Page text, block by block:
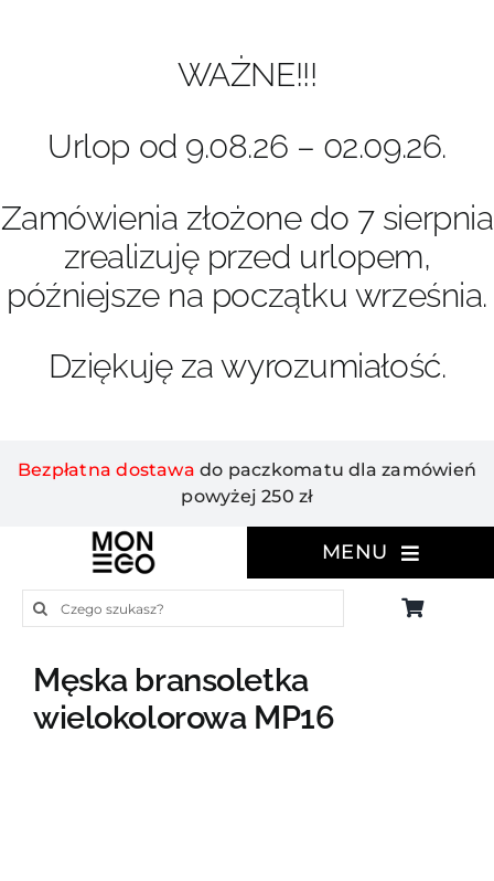
WAŻNE!!!
Urlop od 9.08.26 – 02.09.26.
Zamówienia złożone do 7 sierpnia
zrealizuję przed urlopem,
późniejsze na początku września.
Dziękuję za wyrozumiałość.
Bezpłatna dostawa do paczkomatu dla zamówień
powyżej 250 zł
MENU
Szukaj
Męska bransoletka
wielokolorowa MP16